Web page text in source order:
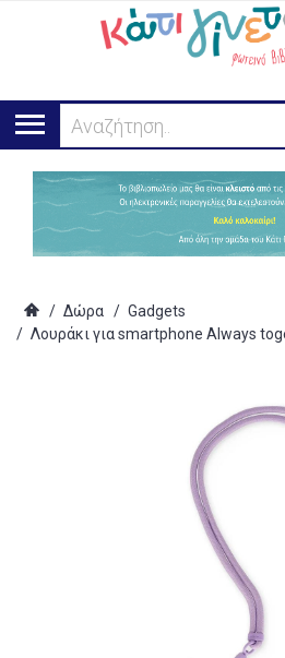
Αναζήτηση...
/ Δώρα / Gadgets
/ Λουράκι για smartphone Always